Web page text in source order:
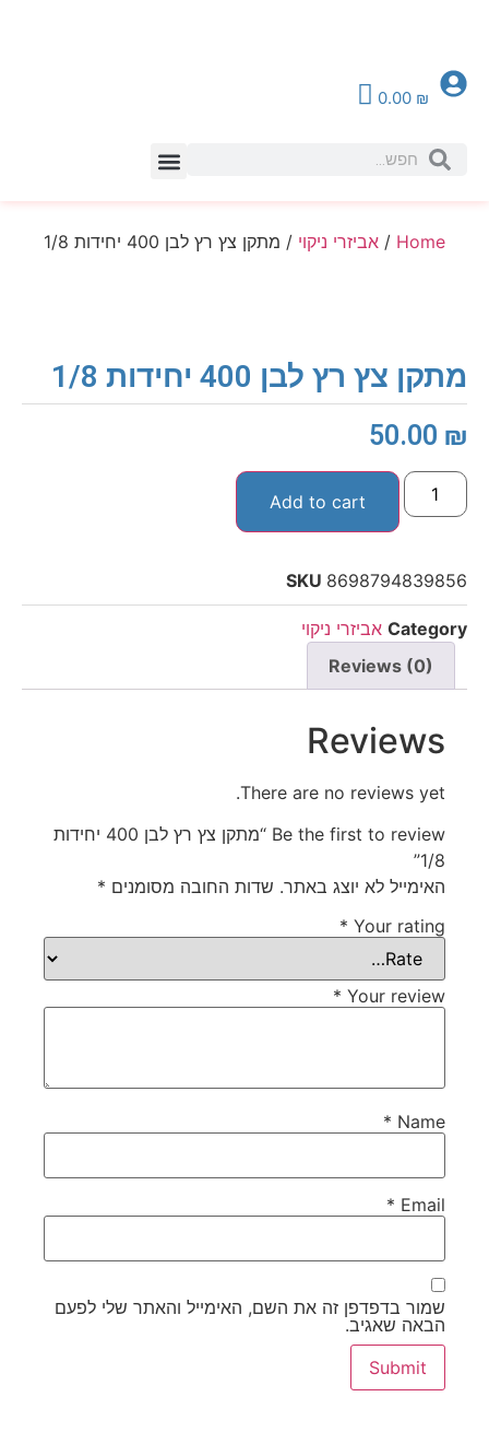
0.00 ₪
Home
/ אביזרי ניקוי / מתקן צץ רץ לבן 400 יחידות 1/8
מתקן צץ רץ לבן 400 יחידות 1/8
50.00 ₪
Add to cart
SKU 8698794839856
Category אביזרי ניקוי
Reviews (0)
Reviews
There are no reviews yet.
Be the first to review “מתקן צץ רץ לבן 400 יחידות
1/8”
האימייל לא יוצג באתר. שדות החובה מסומנים *
Your rating
*
Your review
*
Name
*
Email
*
שמור בדפדפן זה את השם, האימייל והאתר שלי לפעם
הבאה שאגיב.